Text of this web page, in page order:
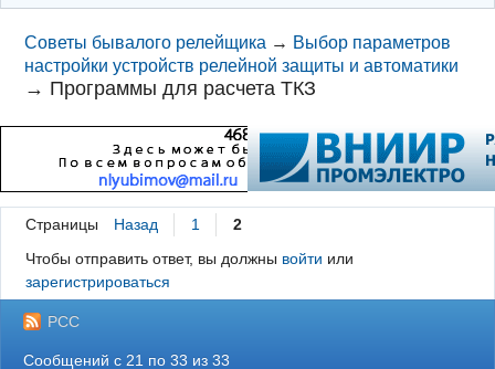
Советы бывалого релейщика → Выбор параметров
настройки устройств релейной защиты и автоматики
→ Программы для расчета ТКЗ
Страницы Назад 1
2
Чтобы отправить ответ, вы должны войти или
зарегистрироваться
РСС
Сообщений с 21 по 33 из 33